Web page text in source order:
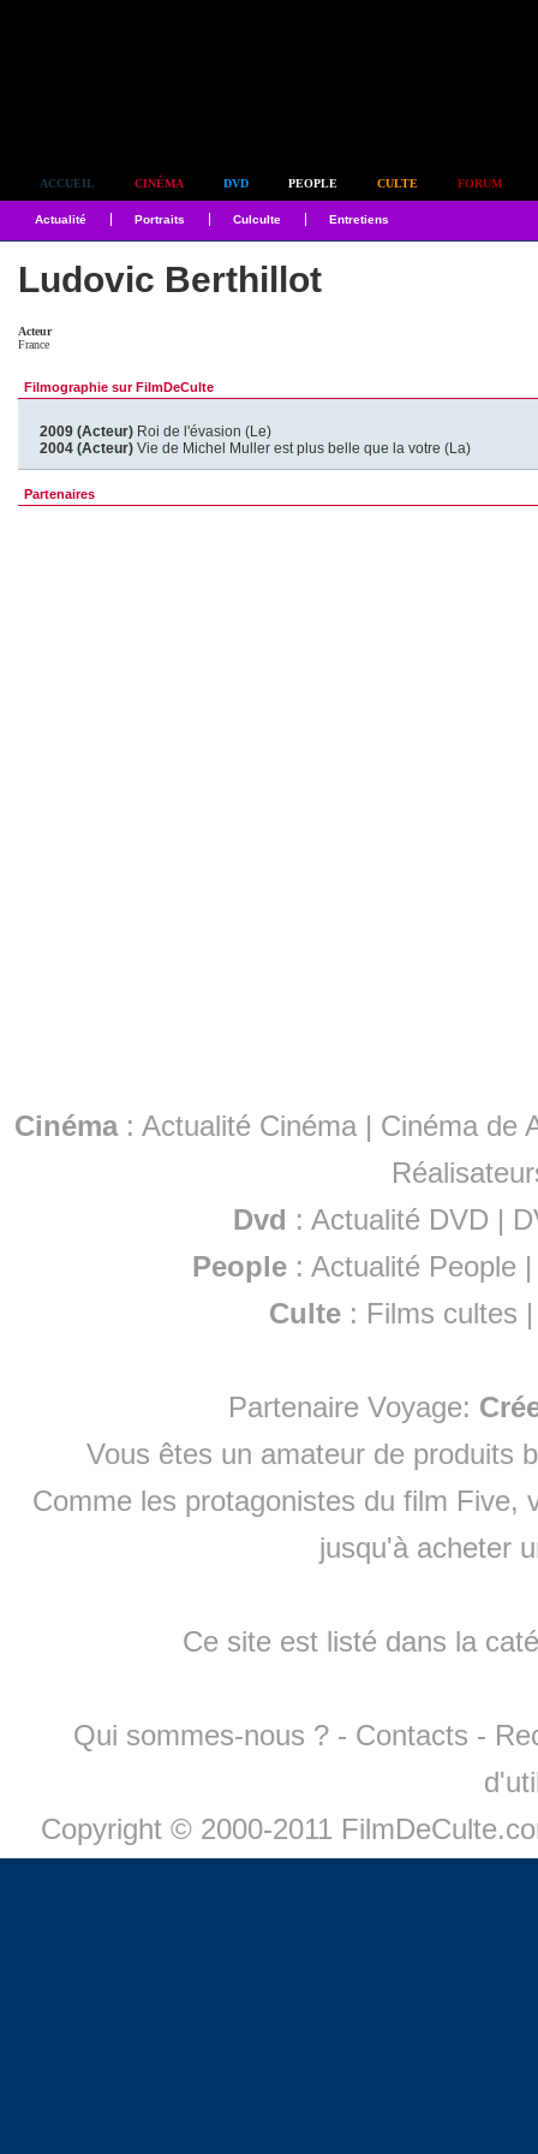
ACCUEIL CINÉMA DVD PEOPLE CULTE FORUM
Actualité Portraits Culculte Entretiens
Ludovic Berthillot
Acteur
France
Filmographie sur FilmDeCulte
2009 (Acteur) Roi de l'évasion (Le)
2004 (Acteur) Vie de Michel Muller est plus belle que la votre (La)
Partenaires
Cinéma: Actualité Cinéma | Cinéma de
Dvd : Actualité DVD |
People :Actualité People
Culte : Films cultes
Partenaire Voyage:
Vous êtes un amateur de produits
Comme les protagonistes du film Five,
jusqu'à acheter
Ce site est listé dans la
Qui sommes-nous ? - Contacts -
Copyright © 2000-2011